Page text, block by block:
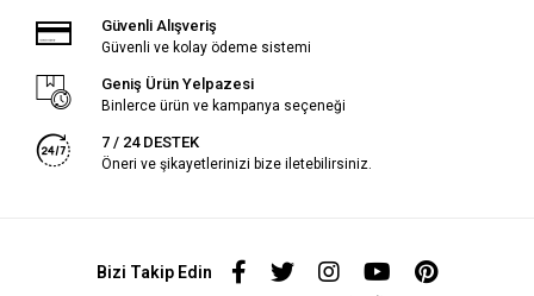
Güvenli Alışveriş
Güvenli ve kolay ödeme sistemi
Geniş Ürün Yelpazesi
Binlerce ürün ve kampanya seçeneği
7 / 24 DESTEK
Öneri ve şikayetlerinizi bize iletebilirsiniz.
Bizi Takip Edin